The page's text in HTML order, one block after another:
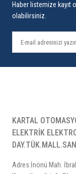
Haber listemize kayıt
olabilirsiniz.
KARTAL
ELEKTRİK
Adres:İnönü Mah.